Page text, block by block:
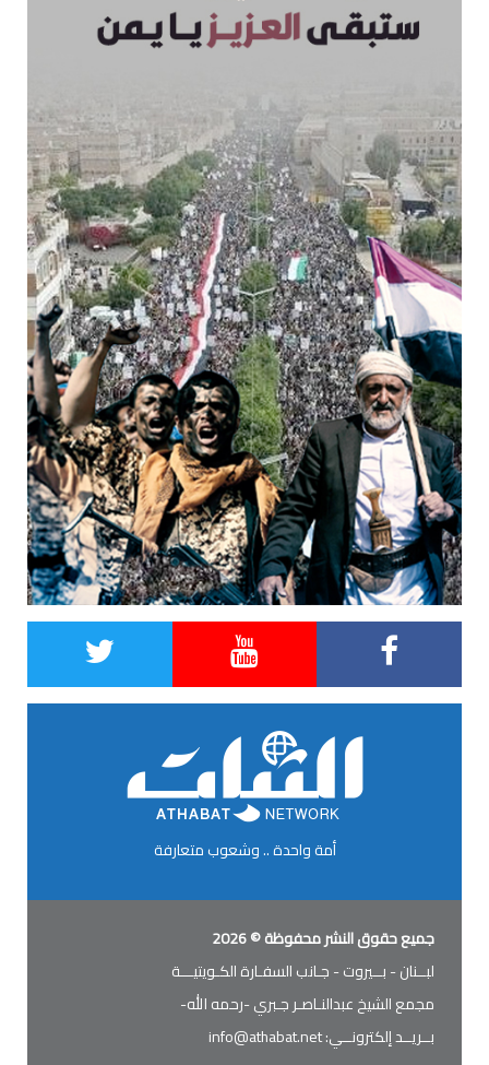
أمة واحدة .. وشعوب متعارفة
جميع حقوق النشر محفوظة © 2026
لبــنان - بــيروت - جـانب السفـارة الكـويتيـــة
مجمع الشيخ عبدالنـاصـر جـبري -رحمه الله-
بــريــد إلكترونــي:info@athabat.net